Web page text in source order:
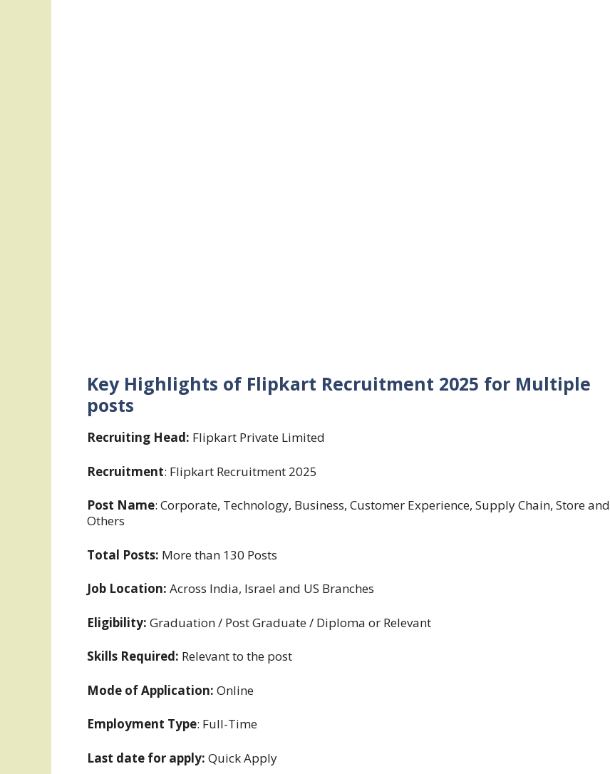
Key Highlights of Flipkart Recruitment 2025 for Multiple
posts
Recruiting Head: Flipkart Private Limited
Recruitment: Flipkart Recruitment 2025
Post Name: Corporate, Technology, Business, Customer Experience, Supply Chain, Store and
Others
Total Posts: More than 130 Posts
Job Location: Across India, Israel and US Branches
Eligibility: Graduation / Post Graduate / Diploma or Relevant
Skills Required: Relevant to the post
Mode of Application: Online
Employment Type: Full-Time
Last date for apply: Quick Apply